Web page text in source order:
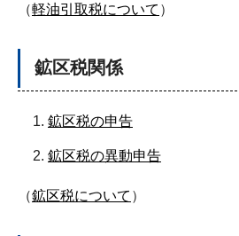
（軽油引取税について ）
鉱区税関係
鉱区税の申告
鉱区税の異動申告
（鉱区税について ）